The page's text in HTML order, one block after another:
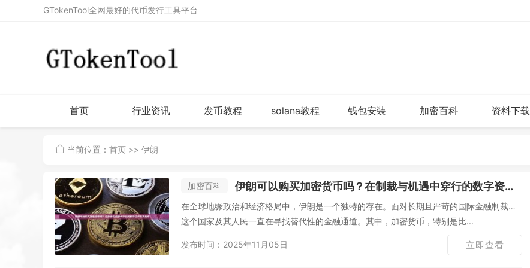
GTokenTool全网最好的代币发行工具平台
首页 行业资讯 发币教程 solana教程 钱包安装 加密百科 资料下载
当前位置： 首页 >> 伊朗
加密百科 伊朗可以购买加密货币吗？在制裁与机遇中穿行的数字资产购买指南
在全球地缘政治和经济格局中，伊朗是一个独特的存在。面对长期且严苛的国际金融制裁，
这个国家及其人民一直在寻找替代性的金融通道。其中，加密货币，特别是比...
发布时间：2025年11月05日 立即查看